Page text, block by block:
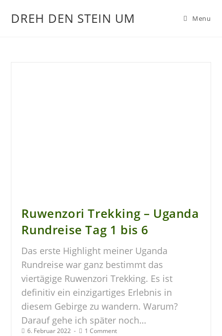
DREH DEN STEIN UM Menu
Ruwenzori Trekking – Uganda
Rundreise Tag 1 bis 6
Das erste Highlight meiner Uganda
Rundreise war ganz bestimmt das
viertägige Ruwenzori Trekking. Es ist
definitiv ein einzigartiges Erlebnis in
diesem Gebirge zu wandern. Warum?
Darauf gehe ich später noch…
6. Februar 2022 1 Comment